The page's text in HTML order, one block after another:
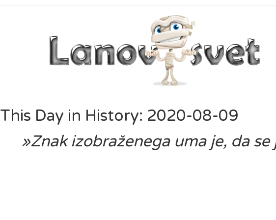
This Day in History: 2020-08-09
»Znak izobraženega uma je, da